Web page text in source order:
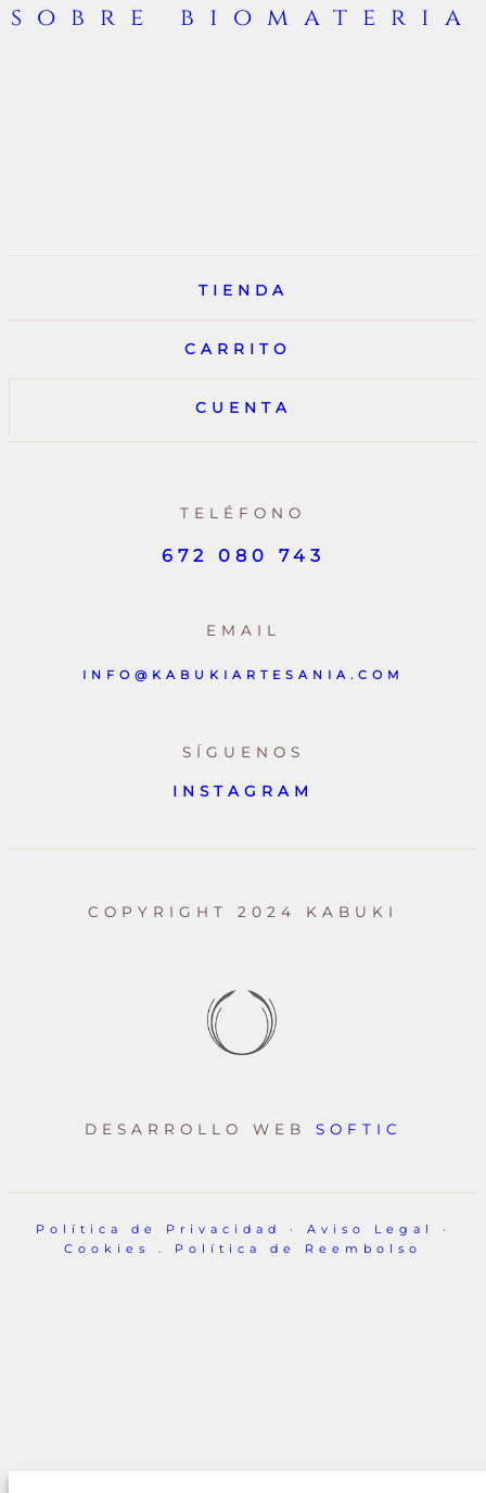
sobre biomateria
TIENDA
CARRITO
CUENTA
TELÉFONO
672 080 743
EMAIL
INFO@KABUKIARTESANIA.COM
SÍGUENOS
INSTAGRAM
COPYRIGHT 2024 KABUKI
DESARROLLO WEB SOFTIC
Política de Privacidad · Aviso Legal
·
Cookies
. Política de Reembolso